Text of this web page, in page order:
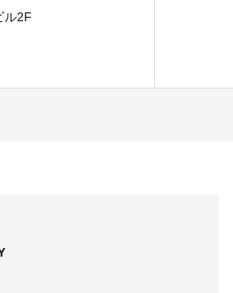
ル2F